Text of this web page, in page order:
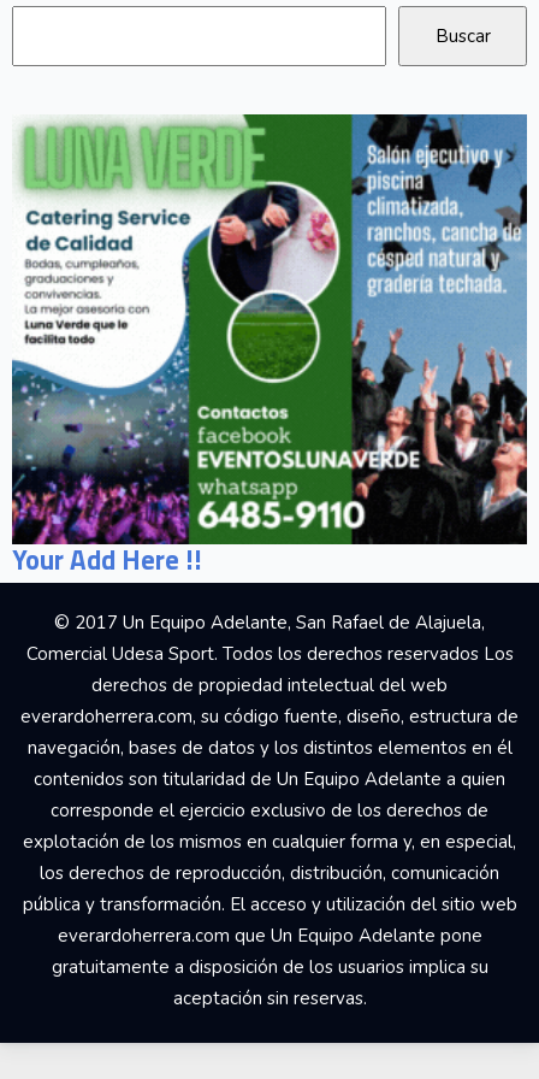
Your Add Here !!
© 2017 Un Equipo Adelante, San Rafael de Alajuela,
Comercial Udesa Sport. Todos los derechos reservados Los
derechos de propiedad intelectual del web
everardoherrera.com, su código fuente, diseño, estructura de
navegación, bases de datos y los distintos elementos en él
contenidos son titularidad de Un Equipo Adelante a quien
corresponde el ejercicio exclusivo de los derechos de
explotación de los mismos en cualquier forma y, en especial,
los derechos de reproducción, distribución, comunicación
pública y transformación. El acceso y utilización del sitio web
everardoherrera.com que Un Equipo Adelante pone
gratuitamente a disposición de los usuarios implica su
aceptación sin reservas.